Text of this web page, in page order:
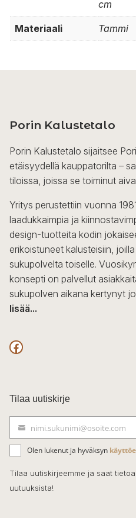
cm
Materiaali Tammi
Porin Kalustetalo
Porin Kalustetalo sijaitsee
etäisyydellä kauppatorilta –
tiloissa, joissa se toiminut
Yritys perustettiin vuonna
laadukkaimpia ja
design-tuotteita kodin
erikoistuneet kalusteisiin,
sukupolvelta toiselle.
konsepti on palvellut
sukupolven aikana kertynyt
lisää...
F
c
e
b
o
o
k
Tilaa uutiskirje
ä
h
k
nimi.sukunimi@osoite.com
Olen lukenut ja hyväksyn
Tilaa uutiskirjeemme ja saat
uutuuksista!